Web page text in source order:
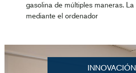
gasolina de múltiples maneras.
mediante el ordenador
INNOVACIÓN